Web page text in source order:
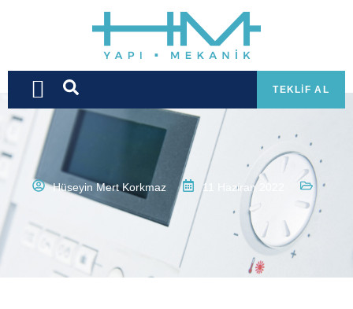
TEKLIF AL
Hüseyin Mert Korkmaz 11 Haziran 2022